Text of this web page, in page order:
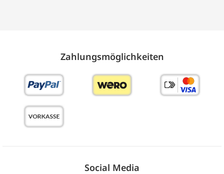
Zahlungs­möglich­keiten
Social Media